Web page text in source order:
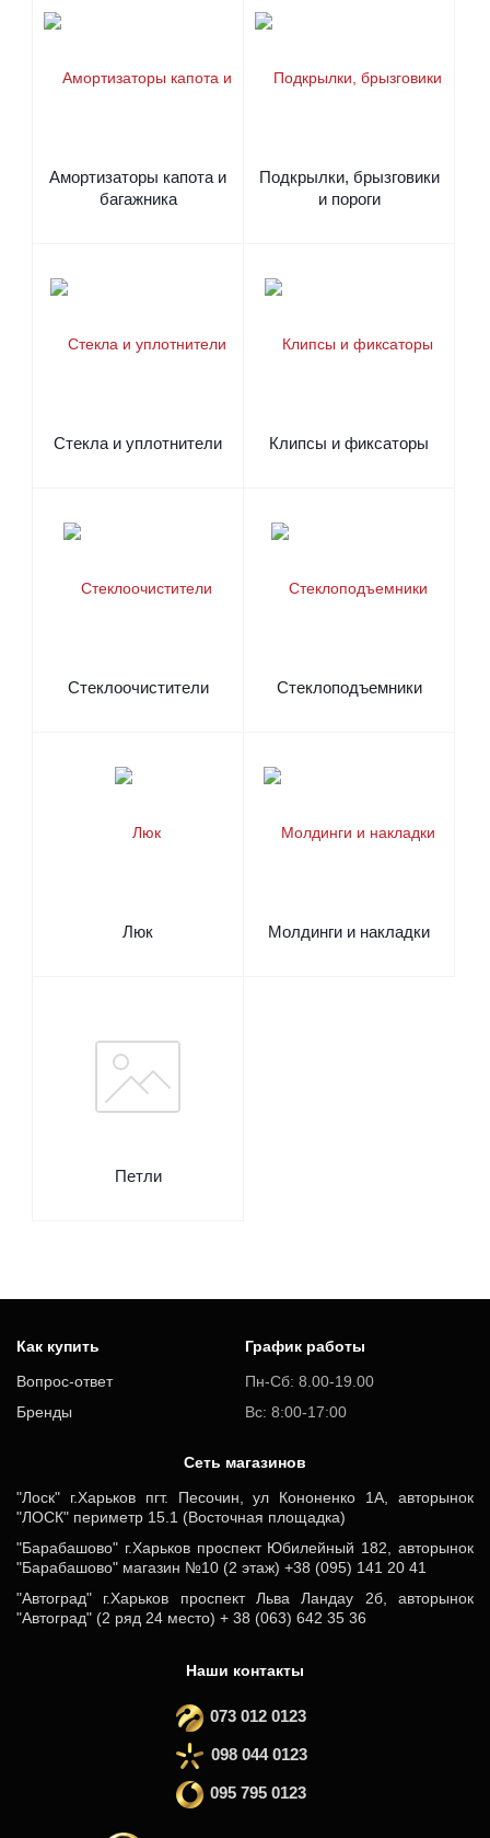
Амортизаторы капота и
багажника
Подкрылки, брызговики
и пороги
Стекла и уплотнители Клипсы и фиксаторы
Стеклоочистители Стеклоподъемники
Люк Молдинги и накладки
Петли
Как купить
Вопрос-ответ
Бренды
График работы
Пн-Сб: 8.00-19.00
Вс: 8:00-17:00
Cеть магазинов
"Лоск" г.Харьков пгт. Песочин, ул Кононенко 1А, авторынок
"ЛОСК" периметр 15.1 (Восточная площадка)
"Барабашово" г.Харьков проспект Юбилейный 182, авторынок
"Барабашово" магазин №10 (2 этаж) +38 (095) 141 20 41
"Автоград" г.Харьков проспект Льва Ландау 2б, авторынок
"Автоград" (2 ряд 24 место) + 38 (063) 642 35 36
Наши контакты
073 012 0123
098 044 0123
095 795 0123